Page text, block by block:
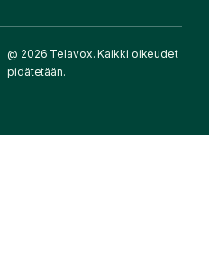
@ 2026 Telavox. Kaikki oikeudet
pidätetään.